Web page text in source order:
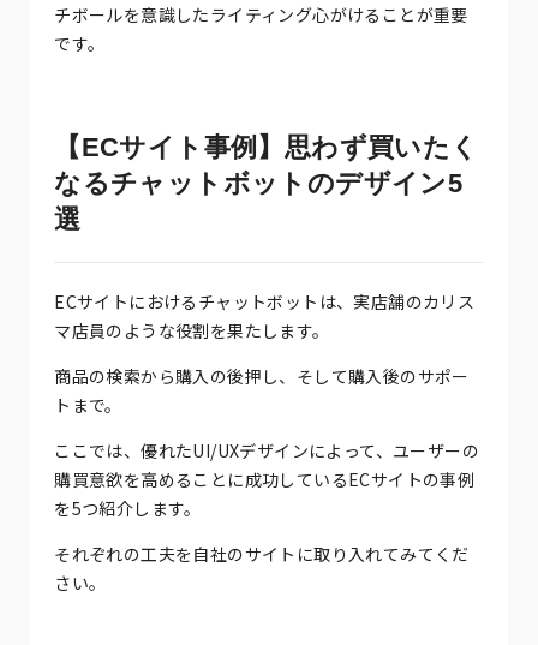
チボールを意識したライティング心がけることが重要
です。
【ECサイト事例】思わず買いたく
なるチャットボットのデザイン5
選
ECサイトにおけるチャットボットは、実店舗のカリス
マ店員のような役割を果たします。
商品の検索から購入の後押し、そして購入後のサポー
トまで。
ここでは、優れたUI/UXデザインによって、ユーザーの
購買意欲を高めることに成功しているECサイトの事例
を5つ紹介します。
それぞれの工夫を自社のサイトに取り入れてみてくだ
さい。